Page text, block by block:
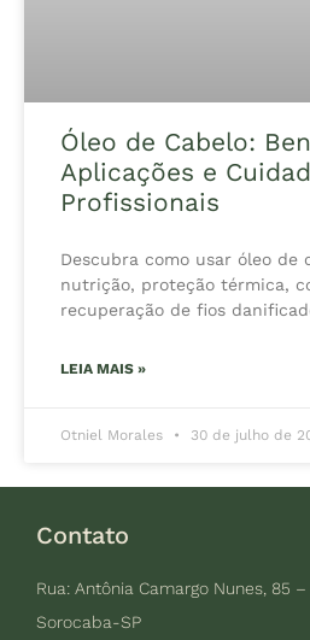
Óleo de Cabelo:
Aplicações e
Profissionais
Descubra como usar óleo de
nutrição, proteção térmica,
recuperação de fios
LEIA MAIS »
Otniel Morales 30 de julho de
Contato
Rua: Antônia Camargo Nunes, 85
Sorocaba-SP